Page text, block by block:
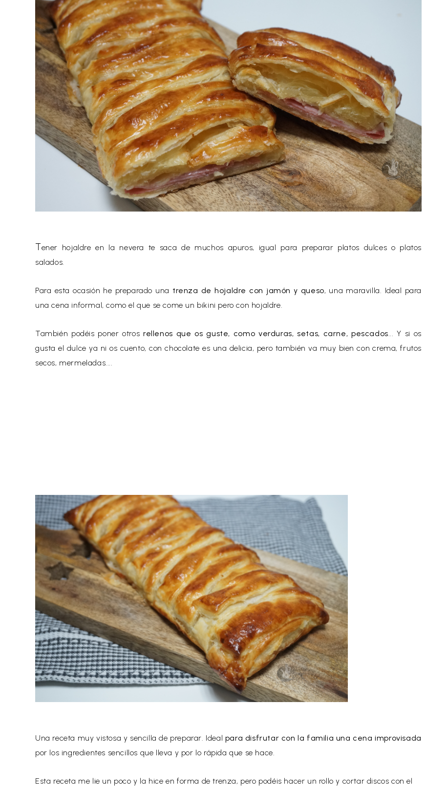
Tener hojaldre en la nevera te saca de muchos apuros, igual para preparar platos dulces o platos
salados.
Para esta ocasión he preparado una trenza de hojaldre con jamón y queso, una maravilla. Ideal para
una cena informal, como el que se come un bikini pero con hojaldre.
También podéis poner otrosrellenos que os guste, como verduras, setas, carne, pescados... Y si os
gusta el dulce ya ni os cuento, con chocolate es una delicia, pero también va muy bien con crema, frutos
secos, mermeladas....
Una receta muy vistosa y sencilla de preparar. Ideal para disfrutar con la familia una cena improvisada
por los ingredientes sencillos que lleva y por lo rápida que se hace.
Esta receta me lie un poco y la hice en forma de trenza, pero podéis hacer un rollo y cortar discos con el